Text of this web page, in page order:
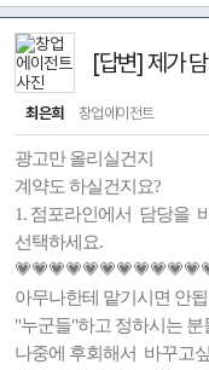
[답변] 제가
최은희 창업에이전트
광고만 올리실건지
계약도 하실건지요?
1. 점포라인에서 담당을
선택하세요.
아무나한테 맡기시면 안
"누군들"하고 정하시는
나중에 후회해서 바꾸고